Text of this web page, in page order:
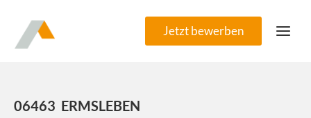
springen
Jetzt bewerben
06463 ERMSLEBEN